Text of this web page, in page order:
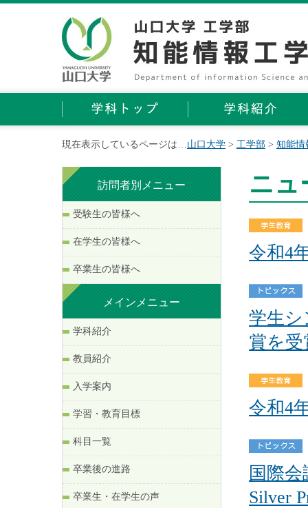
現在表示しているページは…山口大学 > 工学部 > 知能情
訪問者別メニュー
受験生の皆様へ
在学生の皆様へ
卒業生の皆様へ
メインメニュー
学科紹介
教員紹介
入学案内
学習・教育目標
科目一覧
卒業後の進路
卒業生・在学生の声
ニュ
令和4
学生シ
賞を受
令和4
国際会
Silver